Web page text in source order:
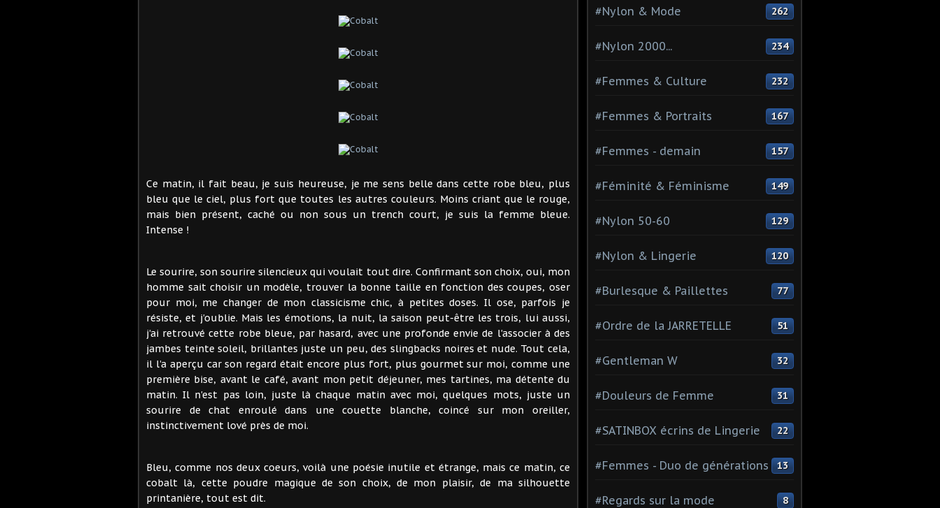
Ce matin, il fait beau, je suis heureuse, je me sens belle dans cette robe bleu, plus
bleu que le ciel, plus fort que toutes les autres couleurs. Moins criant que le rouge,
mais bien présent, caché ou non sous un trench court, je suis la femme bleue.
Intense !
Le sourire, son sourire silencieux qui voulait tout dire. Confirmant son choix, oui, mon
homme sait choisir un modèle, trouver la bonne taille en fonction des coupes, oser
pour moi, me changer de mon classicisme chic, à petites doses. Il ose, parfois je
résiste, et j'oublie. Mais les émotions, la nuit, la saison peut-être les trois, lui aussi,
j'ai retrouvé cette robe bleue, par hasard, avec une profonde envie de l'associer à des
jambes teinte soleil, brillantes juste un peu, des slingbacks noires et nude. Tout cela,
il l'a aperçu car son regard était encore plus fort, plus gourmet sur moi, comme une
première bise, avant le café, avant mon petit déjeuner, mes tartines, ma détente du
matin. Il n'est pas loin, juste là chaque matin avec moi, quelques mots, juste un
sourire de chat enroulé dans une couette blanche, coincé sur mon oreiller,
instinctivement lové près de moi.
Bleu, comme nos deux coeurs, voilà une poésie inutile et étrange, mais ce matin, ce
cobalt là, cette poudre magique de son choix, de mon plaisir, de ma silhouette
printanière, tout est dit.
#Nylon & Mode 262
#Nylon 2000... 234
#Femmes & Culture 232
#Femmes & Portraits 167
#Femmes - demain 157
#Féminité & Féminisme 149
#Nylon 50-60 129
#Nylon & Lingerie 120
#Burlesque & Paillettes 77
#Ordre de la JARRETELLE 51
#Gentleman W 32
#Douleurs de Femme 31
#SATINBOX écrins de Lingerie 22
#Femmes - Duo de générations 13
#Regards sur la mode 8